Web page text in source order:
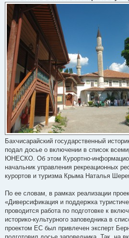
о
м
е
н
н
Бахчисарайский государственный
подал досье о включении в список
ЮНЕСКО. Об этом Курортно-
начальник управления рекреационных
курортов и туризма Крыма Наталья
По ее словам, в рамках реализации
«Диверсификация и поддержка
проводится работа по подготовке к
историко-культурного заповедника в
проектом ЕС был привлечен эксперт